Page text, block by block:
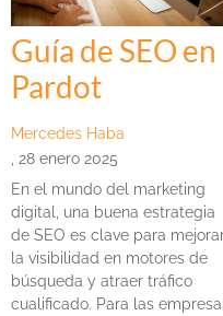
Guía de SEO en
Pardot
Mercedes Haba
28 enero 2025
En el mundo del marketing
digital, una buena estrategia
de SEO es clave para
la visibilidad en motores de
búsqueda y atraer tráfico
cualificado. Para las